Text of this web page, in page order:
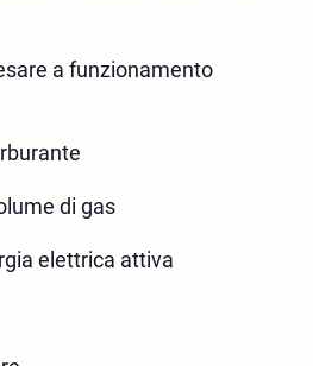
a funzionamento
di gas
elettrica attiva